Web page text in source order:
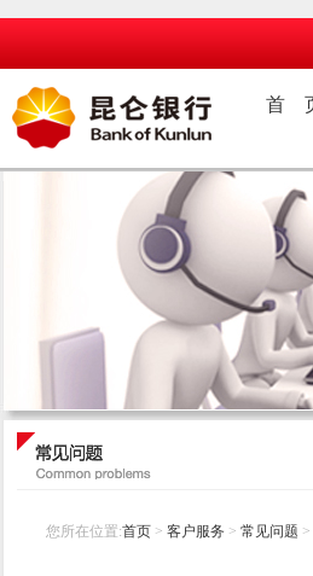
首
您所在位置:首页 > 客户服务 > 常见问题 >